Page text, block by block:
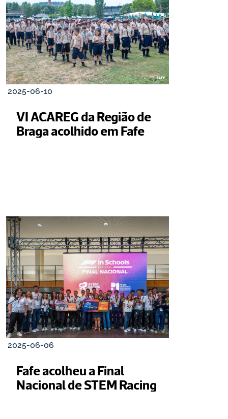
2025-06-10
VI ACAREG da Região de
Braga acolhido em Fafe
2025-06-06
Fafe acolheu a Final
Nacional de STEM Racing